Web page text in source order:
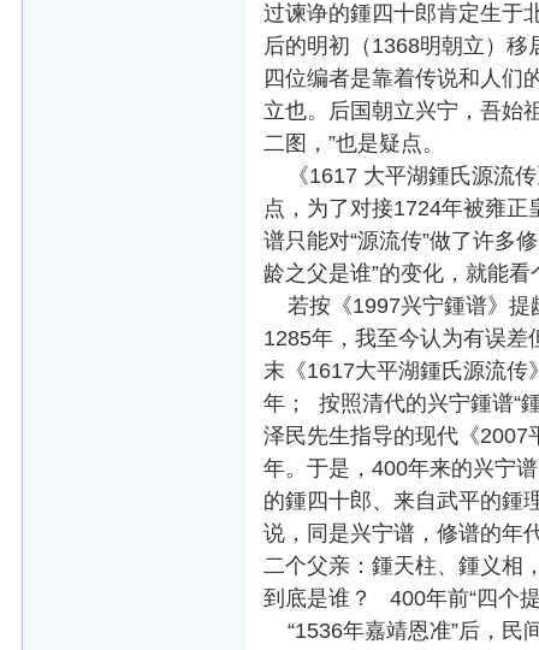
过谏诤的鍾四十郎肯定生于
后的明初（1368明朝立）
四位编者是靠着传说和人们
立也。后国朝立兴宁，吾始
二图，”也是疑点。
《1617 大平湖鍾氏源流传
点，为了对接1724年被雍正
谱只能对“源流传”做了许多
龄之父是谁”的变化，就能看
若按《1997兴宁鍾谱》提
1285年，我至今认为有误
末《1617大平湖鍾氏源流传
年； 按照清代的兴宁鍾谱“
泽民先生指导的现代《2007
年。于是，400年来的兴宁
的鍾四十郎、来自武平的鍾
说，同是兴宁谱，修谱的年
二个父亲：鍾天柱、鍾义相
到底是谁？ 400年前“四个
“1536年嘉靖恩准”后，民